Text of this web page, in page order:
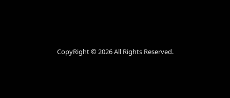
CopyRight ©2026 All Rights Reserved.